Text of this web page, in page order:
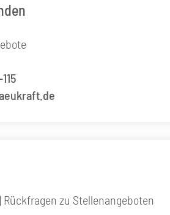
Rückfragen zu Stellenangeboten